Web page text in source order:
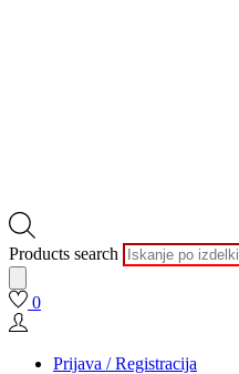
Products search
0
Prijava / Registracija